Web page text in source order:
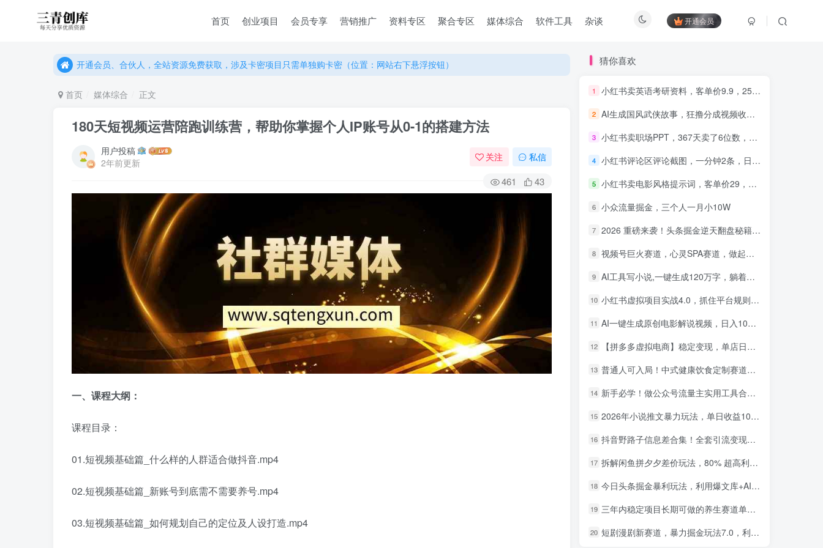
开通会员
首页 创业项目 会员专享 营销推广 资料专区 聚合专区 媒体综合 软件工具 杂谈
开通会员、合伙人，全站资源免费获取，涉及卡密项目只需单独购卡密（位置：网站右下悬浮按钮）
开通会员、合伙人，全站资源免费获取，涉及卡密项目只需单独购卡密（位置：网站右下悬浮按钮）
首页 媒体综合 正文
180天短视频运营陪跑训练营，帮助你掌握个人IP账号从0-1的搭建方法
用户投稿
2年前更新
关注 私信
461 43
一、课程大纲：
课程目录：
01.短视频基础篇_什么样的人群适合做抖音.mp4
02.短视频基础篇_新账号到底需不需要养号.mp4
03.短视频基础篇_如何规划自己的定位及人设打造.mp4
猜你喜欢
1 小红书卖英语考研资料，客单价9.9，250天卖了16w!
2 AI生成国风武侠故事，狂撸分成视频收益，轻松日入1000+【可多平台分发】！
3 小红书卖职场PPT，367天卖了6位数，从0-1全流程讲解
4 小红书评论区评论截图，一分钟2条，日入几千，多劳多得!
5 小红书卖电影风格提示词，客单价29，50多天卖了790单，小白直接抄作业！
6 小众流量掘金，三个人一月小10W
7 2026 重磅来袭！头条掘金逆天翻盘秘籍，AI 一键打造爆款内容，只需简单复制粘贴，日入 1000 + 轻松实现！
8 视频号巨火赛道，心灵SPA赛道，做起来超简单，每天收益800+！
9 AI工具写小说,一键生成120万字，躺着也能赚，月入2w+！
10 小红书虚拟项目实战4.0，抓住平台规则调整，单店日入500+！
11 AI一键生成原创电影解说视频，日入1000+！
12 【拼多多虚拟电商】稳定变现，单店日利润500+，软件挂机全自动发货，轻松实现月入1w+！
13 普通人可入局！中式健康饮食定制赛道，AI 十分钟做爆款，变现超给力
14 新手必学！做公众号流量主实用工具合集，从选题到变现，一篇搞定（新手必备）
15 2026年小说推文暴力玩法，单日收益1000+，小白看完即可上手
16 抖音野路子信息差合集！全套引流变现玩法，保姆级拆解
17 拆解闲鱼拼夕夕差价玩法，80% 超高利润，日入轻松过千
18 今日头条掘金暴利玩法，利用爆文库+AI辅助，轻松矩阵、当天起号，简单粗暴，日入1000+
19 三年内稳定项目长期可做的养生赛道单条视频收入2200
20 短剧漫剧新赛道，暴力掘金玩法7.0，利用最权威的去重技术，号称单日可收益最高1w+
知识付费5.0，重磅更新 平台
才是王道，长期稳定项目
1 小红书卖英语考研资料，客单价9.9，250天卖了16w!
2 AI生成国风武侠故事，狂撸分成视频收益，轻松日入1000+【可多平台分发】！
3 小红书卖职场PPT，367天卖了6位数，从0-1全流程讲解
4 小红书评论区评论截图，一分钟2条，日入几千，多劳多得!
5 小红书卖电影风格提示词，客单价29，50多天卖了790单，小白直接抄作业！